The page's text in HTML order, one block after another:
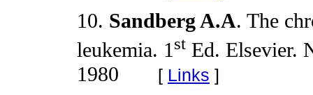
10. Sandberg A.A. The
leukemia. 1st Ed. Elsevier.
1980 [ Links ]